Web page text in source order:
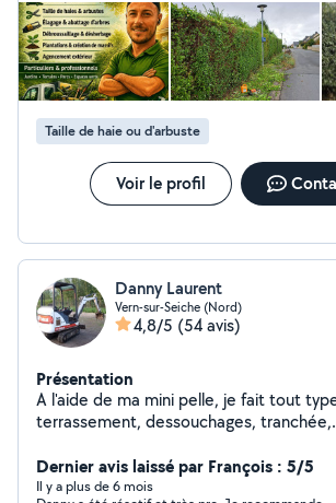
n'hésiterais pas à faire appel à lui à nouveau !
Taille de haie ou d'arbuste
Voir le profil
Danny Laurent
Vern-sur-Seiche (Nord)
4,8/5 (54 avis)
Présentation
A l'aide de ma mini pelle, je fait tout
terrassement, dessouchages, tranchée,...).
création de pelouse, abattage
de la mécanique sur tout type de
Dernier avis laissé par François : 5/5
Il y a plus de 6 mois